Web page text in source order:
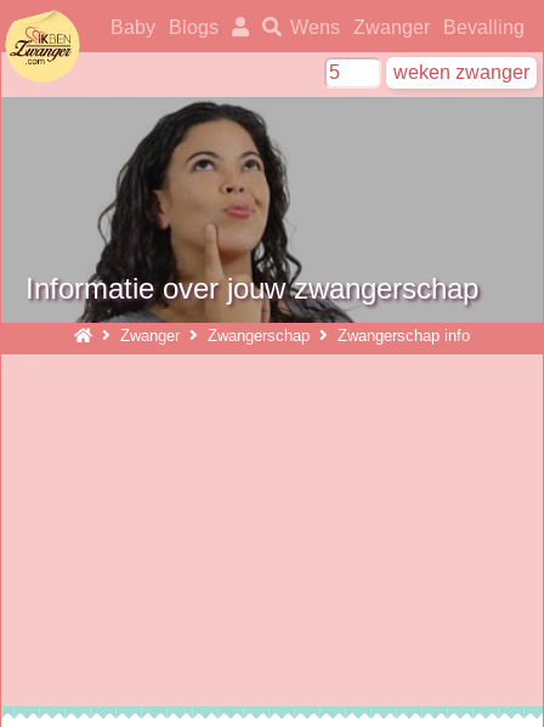
ikbenzwanger Wens Zwanger Bevalling
Baby Blogs
Informatie over jouw zwangerschap
Zwanger Zwangerschap Zwangerschap info